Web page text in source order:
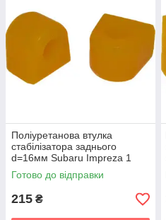
Поліуретанова втулка
стабілізатора заднього
d=16мм Subaru Impreza 1
gen. (GC) Купе (1995-2000)
v19
Готово до відправки
215 ₴